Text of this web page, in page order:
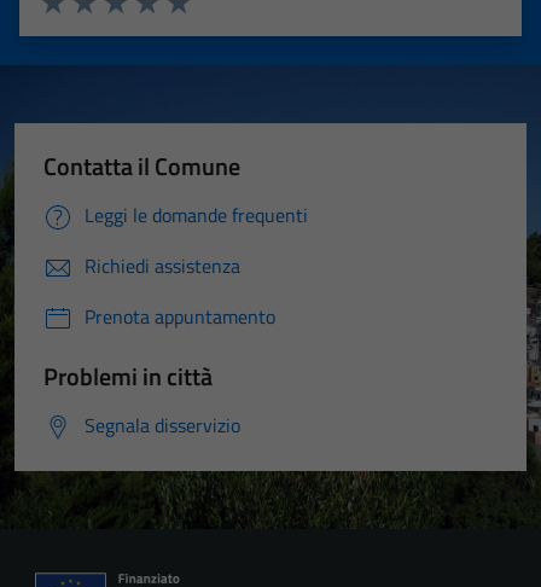
Valuta 5 stelle su 5
Valuta 4 stelle su 5
Valuta 3 stelle su 5
Valuta 2 stelle su 5
Valuta 1 stelle su 5
Contatta il Comune
Leggi le domande frequenti
Richiedi assistenza
Prenota appuntamento
Problemi in città
Segnala disservizio